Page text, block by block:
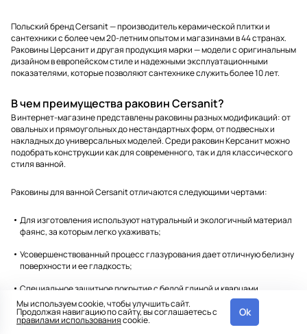
Польский бренд Cersanit — производитель керамической плитки и
сантехники с более чем 20-летним опытом и магазинами в 44 странах.
Раковины Церсанит и другая продукция марки — модели с оригинальным
дизайном в европейском стиле и надежными эксплуатационными
показателями, которые позволяют сантехнике служить более 10 лет.
В чем преимущества раковин Cersanit?
В интернет-магазине представлены раковины разных модификаций: от
овальных и прямоугольных до нестандартных форм, от подвесных и
накладных до универсальных моделей. Среди раковин Керсанит можно
подобрать конструкции как для современного, так и для классического
стиля ванной.
Раковины для ванной Cersanit отличаются следующими чертами:
Для изготовления используют натуральный и экологичный материал
фаянс, за которым легко ухаживать;
Усовершенствованный процесс глазурования дает отличную белизну
поверхности и ее гладкость;
Специальное защитное покрытие с белой глиной и кварцами
препятствует появлению пятен и других загрязнений, обеспечивает
быструю уборку;
Мы используем cookie, чтобы улучшить сайт.
Продолжая навигацию по сайту, вы соглашаетесь с
правилами использованияcookie.
Ok